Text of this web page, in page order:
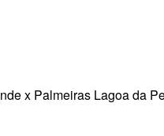
x Palmeiras Lagoa da